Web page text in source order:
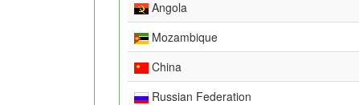
Angola
Mozambique
China
Russian Federation